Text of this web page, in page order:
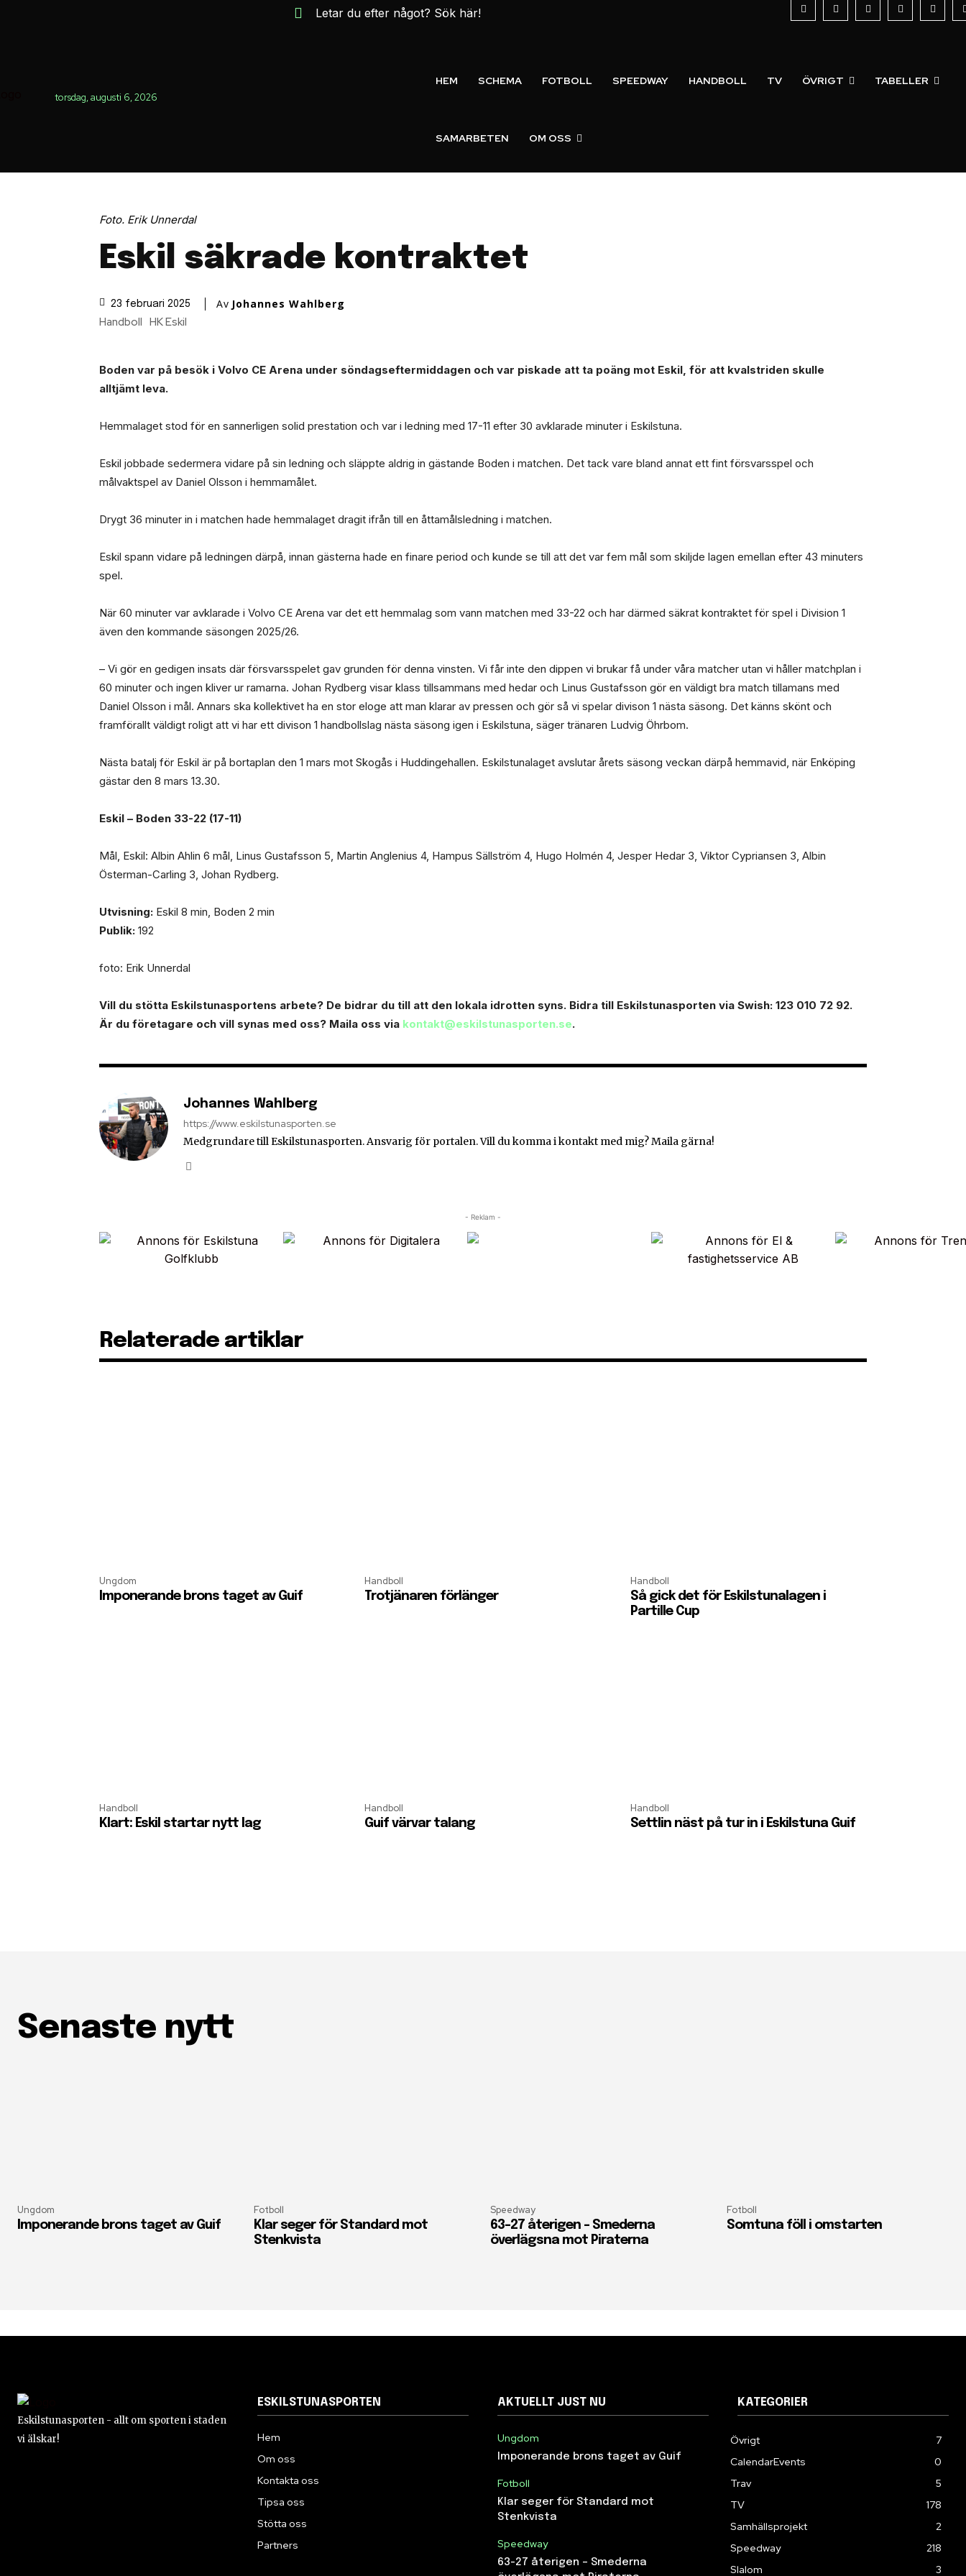
torsdag, augusti 6, 2026
Letar du efter något? Sök här!
HEM SCHEMA FOTBOLL SPEEDWAY HANDBOLL TV ÖVRIGT TABELLER
SAMARBETEN OM OSS
Foto. Erik Unnerdal
Eskil säkrade kontraktet
23 februari 2025 Av Johannes Wahlberg
Handboll HK Eskil
Boden var på besök i Volvo CE Arena under söndagseftermiddagen och var piskade att ta poäng mot Eskil, för att kvalstriden skulle
alltjämt leva.
Hemmalaget stod för en sannerligen solid prestation och var i ledning med 17-11 efter 30 avklarade minuter i Eskilstuna.
Eskil jobbade sedermera vidare på sin ledning och släppte aldrig in gästande Boden i matchen. Det tack vare bland annat ett fint försvarsspel och
målvaktspel av Daniel Olsson i hemmamålet.
Drygt 36 minuter in i matchen hade hemmalaget dragit ifrån till en åttamålsledning i matchen.
Eskil spann vidare på ledningen därpå, innan gästerna hade en finare period och kunde se till att det var fem mål som skiljde lagen emellan efter 43 minuters
spel.
När 60 minuter var avklarade i Volvo CE Arena var det ett hemmalag som vann matchen med 33-22 och har därmed säkrat kontraktet för spel i Division 1
även den kommande säsongen 2025/26.
– Vi gör en gedigen insats där försvarsspelet gav grunden för denna vinsten. Vi får inte den dippen vi brukar få under våra matcher utan vi håller matchplan i
60 minuter och ingen kliver ur ramarna. Johan Rydberg visar klass tillsammans med hedar och Linus Gustafsson gör en väldigt bra match tillamans med
Daniel Olsson i mål. Annars ska kollektivet ha en stor eloge att man klarar av pressen och gör så vi spelar divison 1 nästa säsong. Det känns skönt och
framförallt väldigt roligt att vi har ett divison 1 handbollslag nästa säsong igen i Eskilstuna, säger tränaren Ludvig Öhrbom.
Nästa batalj för Eskil är på bortaplan den 1 mars mot Skogås i Huddingehallen. Eskilstunalaget avslutar årets säsong veckan därpå hemmavid, när Enköping
gästar den 8 mars 13.30.
Eskil – Boden 33-22 (17-11)
Mål, Eskil: Albin Ahlin 6 mål, Linus Gustafsson 5, Martin Anglenius 4, Hampus Sällström 4, Hugo Holmén 4, Jesper Hedar 3, Viktor Cypriansen 3, Albin
Österman-Carling 3, Johan Rydberg.
Utvisning: Eskil 8 min, Boden 2 min
Publik: 192
foto: Erik Unnerdal
Vill du stötta Eskilstunasportens arbete? Dе bidrar du till att den lokala idrotten syns. Bidra till Eskilstunasporten via Swish: 123 010 72 92.
Är du företagare och vill synas med oss? Maila oss via kontakt@eskilstunasporten.se.
Johannes Wahlberg
https://www.eskilstunasporten.se
Medgrundare till Eskilstunasporten. Ansvarig för portalen. Vill du komma i kontakt med mig? Maila gärna!
- Reklam -
Relaterade artiklar
Ungdom
Imponerande brons taget av Guif
Handboll
Trotjänaren förlänger
Handboll
Så gick det för Eskilstunalagen i
Partille Cup
Handboll
Klart: Eskil startar nytt lag
Handboll
Guif värvar talang
Handboll
Settlin näst på tur in i Eskilstuna Guif
Senaste nytt
Ungdom
Imponerande brons taget av Guif
Fotboll
Klar seger för Standard mot
Stenkvista
Speedway
63-27 återigen – Smederna
överlägsna mot Piraterna
Fotboll
Somtuna föll i omstarten
Eskilstunasporten - allt om sporten i staden
vi älskar!
ESKILSTUNASPORTEN
Hem
Om oss
Kontakta oss
Tipsa oss
Stötta oss
Partners
AKTUELLT JUST NU
Ungdom
Imponerande brons taget av Guif
Fotboll
Klar seger för Standard mot
Stenkvista
Speedway
63-27 återigen – Smederna
KATEGORIER
Övrigt
7
CalendarEvents
0
Trav
5
TV
178
Samhällsprojekt
2
Speedway
218
Slalom
3